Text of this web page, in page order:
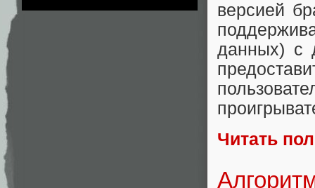
версией
данных) с
Читать